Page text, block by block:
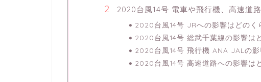
2020台風14号 電車や飛行機、高速道
2020台風14号 JRへの影響はどのく
2020台風14号 総武千葉線の影響は
2020台風14号 飛行機 ANA JALの影
2020台風14号 高速道路への影響は